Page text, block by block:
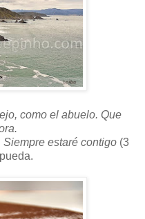
como el abuelo. Que
Siempre estaré contigo (3